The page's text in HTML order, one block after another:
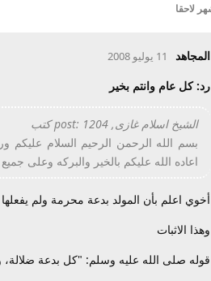
لاحقا
المجاهد 11 يوليو 2008
رد: كل عام وانتم بخير
الشيخ اسلام غازى, post: 1204 كتب
بسم الله الرحمن الرحيم السلام عليكم
اعاده الله عليكم بالخير والبركه وعلى
أخوي اعلم بأن المولد بدعة محرمة ولم
وهذا الاثبات
قوله صلى الله عليه وسلم: "كل بدعة ضلالة،